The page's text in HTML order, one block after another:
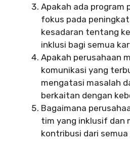
Apakah ada program
fokus pada
kesadaran tentang
inklusi bagi semua
Apakah perusahaan
komunikasi yang
mengatasi masalah
berkaitan dengan
Bagaimana
tim yang inklusif dan
kontribusi dari